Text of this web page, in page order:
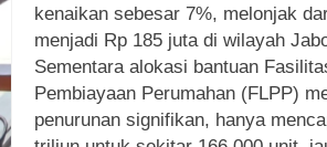
kenaikan sebesar 7%, melonjak
menjadi Rp 185 juta di wilayah
Sementara alokasi bantuan
Pembiayaan Perumahan (FLPP)
penurunan signifikan, hanya